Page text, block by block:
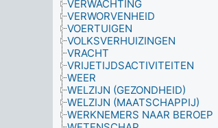
VERWACHTING
VERWORVENHEID
VOERTUIGEN
VOLKSVERHUIZINGEN
VRACHT
VRIJETIJDSACTIVITEITEN
WEER
WELZIJN (GEZONDHEID)
WELZIJN (MAATSCHAPPIJ)
WERKNEMERS NAAR BEROEP